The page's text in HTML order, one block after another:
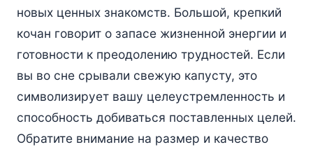
новых ценных знакомств. Большой, крепкий
кочан говорит о запасе жизненной энергии и
готовности к преодолению трудностей. Если
вы во сне срывали свежую капусту, это
символизирует вашу целеустремленность и
способность добиваться поставленных целей.
Обратите внимание на размер и качество